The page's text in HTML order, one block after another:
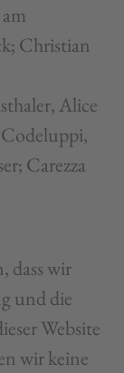
Christian
Alice
Carezza
dass wir
und die
Website
wir keine